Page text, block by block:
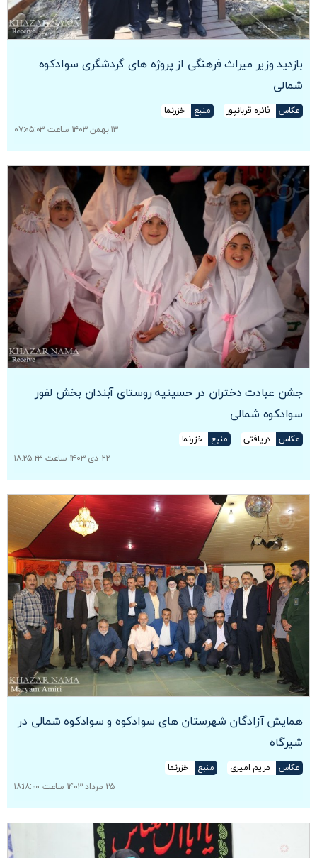
بازدید وزیر میراث فرهنگی از پروژه های گردشگری سوادکوه
شمالی
عکاس فائزه قربانپور منبع
خزرنما
۱۳ بهمن ۱۴۰۳ ساعت ۰۷:۰۵:۰۳
جشن عبادت دختران در حسینیه روستای آبندان بخش لفور
سوادکوه شمالی
عکاس دریافتی منبع
خزرنما
۲۲ دی ۱۴۰۳ ساعت ۱۸:۲۵:۲۳
همایش آزادگان شهرستان های سوادکوه و سوادکوه شمالی در
شیرگاه
عکاس مریم امیری منبع
خزرنما
۲۵ مرداد ۱۴۰۳ ساعت ۱۸:۱۸:۰۰